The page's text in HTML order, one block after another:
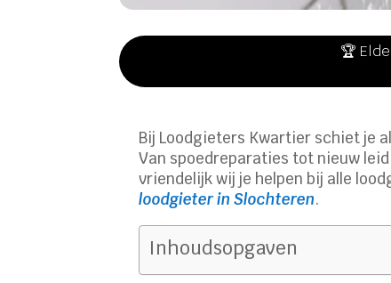
🏆
Bij Loodgieters Kwartier schiet je
Van spoedreparaties tot nieuw
vriendelijk wij je helpen bij alle
loodgieter in Slochteren.
Inhoudsopgaven